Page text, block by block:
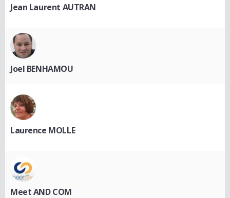
Jean Laurent AUTRAN
Joel BENHAMOU
Laurence MOLLE
Meet AND COM